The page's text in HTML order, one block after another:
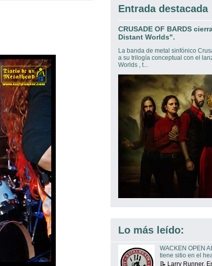
Entrada destacada
CRUSADE OF BARDS
Distant Worlds".
La banda de metal sinfónico
a su trilogía conceptual con el
Worlds , t...
Lo más leído:
WACKEN OPEN
tiene sitio en el
📝 Larry Runner.